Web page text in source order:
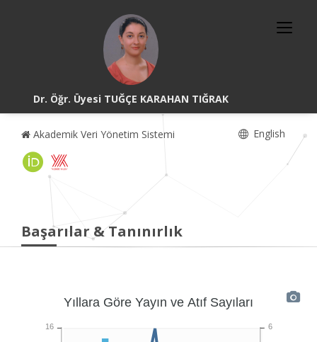
Dr. Öğr. Üyesi TUĞÇE KARAHAN TIĞRAK
Akademik Veri Yönetim Sistemi English
Başarılar & Tanınırlık
Yıllara Göre Yayın ve Atıf Sayıları
6
16